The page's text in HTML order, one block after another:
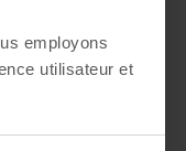
employons
utilisateur et